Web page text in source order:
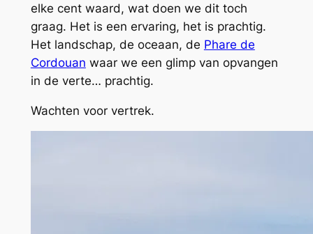
elke cent waard, wat doen we dit toch
graag. Het is een ervaring, het is prachtig.
Het landschap, de oceaan, de Phare de
Cordouan waar we een glimp van opvangen
in de verte… prachtig.
Wachten voor vertrek.